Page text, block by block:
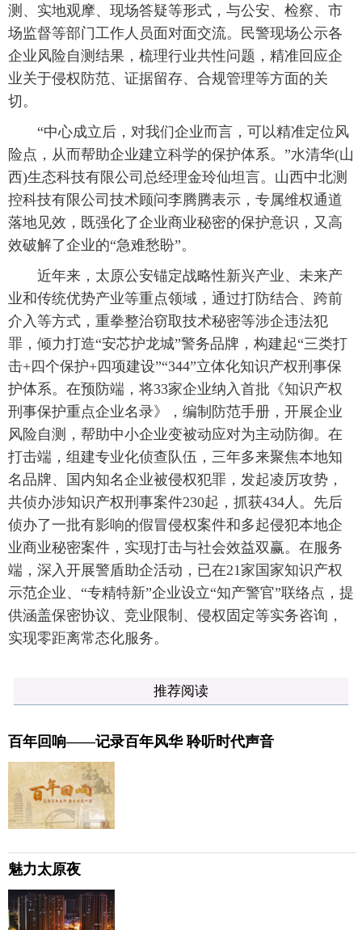
测、实地观摩、现场答疑等形式，与公安、检察、市
场监督等部门工作人员面对面交流。民警现场公示各
企业风险自测结果，梳理行业共性问题，精准回应企
业关于侵权防范、证据留存、合规管理等方面的关
切。
“中心成立后，对我们企业而言，可以精准定位风
险点，从而帮助企业建立科学的保护体系。”水清华(山
西)生态科技有限公司总经理金玲仙坦言。山西中北测
控科技有限公司技术顾问李腾腾表示，专属维权通道
落地见效，既强化了企业商业秘密的保护意识，又高
效破解了企业的“急难愁盼”。
近年来，太原公安锚定战略性新兴产业、未来产
业和传统优势产业等重点领域，通过打防结合、跨前
介入等方式，重拳整治窃取技术秘密等涉企违法犯
罪，倾力打造“安芯护龙城”警务品牌，构建起“三类打
击+四个保护+四项建设”“344”立体化知识产权刑事保
护体系。在预防端，将33家企业纳入首批《知识产权
刑事保护重点企业名录》，编制防范手册，开展企业
风险自测，帮助中小企业变被动应对为主动防御。在
打击端，组建专业化侦查队伍，三年多来聚焦本地知
名品牌、国内知名企业被侵权犯罪，发起凌厉攻势，
共侦办涉知识产权刑事案件230起，抓获434人。先后
侦办了一批有影响的假冒侵权案件和多起侵犯本地企
业商业秘密案件，实现打击与社会效益双赢。在服务
端，深入开展警盾助企活动，已在21家国家知识产权
示范企业、“专精特新”企业设立“知产警官”联络点，提
供涵盖保密协议、竞业限制、侵权固定等实务咨询，
实现零距离常态化服务。
推荐阅读
百年回响——记录百年风华 聆听时代声音
魅力太原夜